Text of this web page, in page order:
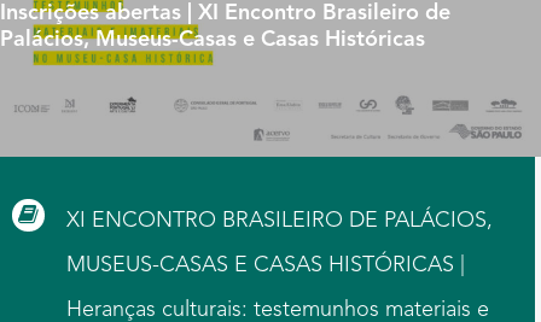
Inscrições abertas | XI Encontro Brasileiro de
Palácios, Museus-Casas e Casas Históricas
XI ENCONTRO BRASILEIRO DE PALÁCIOS,
MUSEUS-CASAS E CASAS HISTÓRICAS |
Heranças culturais: testemunhos materiais e